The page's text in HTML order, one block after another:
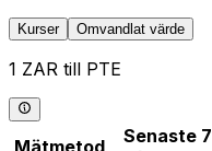
Kurser Omvandlat värde
1 ZAR till PTE
Senaste 7